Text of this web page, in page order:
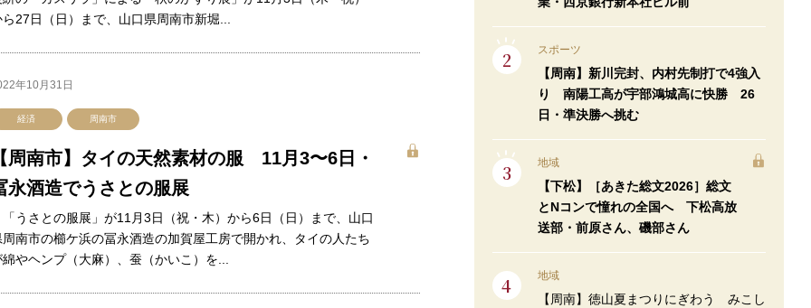
27日（日）まで、山口県周南市新堀...
年10月31日
経済 周南市
周南市】タイの天然素材の服 11月3〜6日・
永酒造でうさとの服展
うさとの服展」が11月3日（祝・木）から6日（日）まで、山口
周南市の櫛ケ浜の冨永酒造の加賀屋工房で開かれ、タイの人たち
やヘンプ（大麻）、蚕（かいこ）を...
スポーツ
【周南】新川完封、内村先制打で4強入
り 南陽工高が宇部鴻城高に快勝 26
日・準決勝へ挑む
地域
【下松】［あきた総文2026］総文
とNコンで憧れの全国へ 下松高放
送部・前原さん、磯部さん
地域
【周南】徳山夏まつりにぎわう みこし